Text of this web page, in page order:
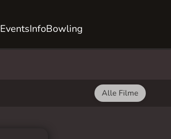
EventsInfoBowling
Alle Filme